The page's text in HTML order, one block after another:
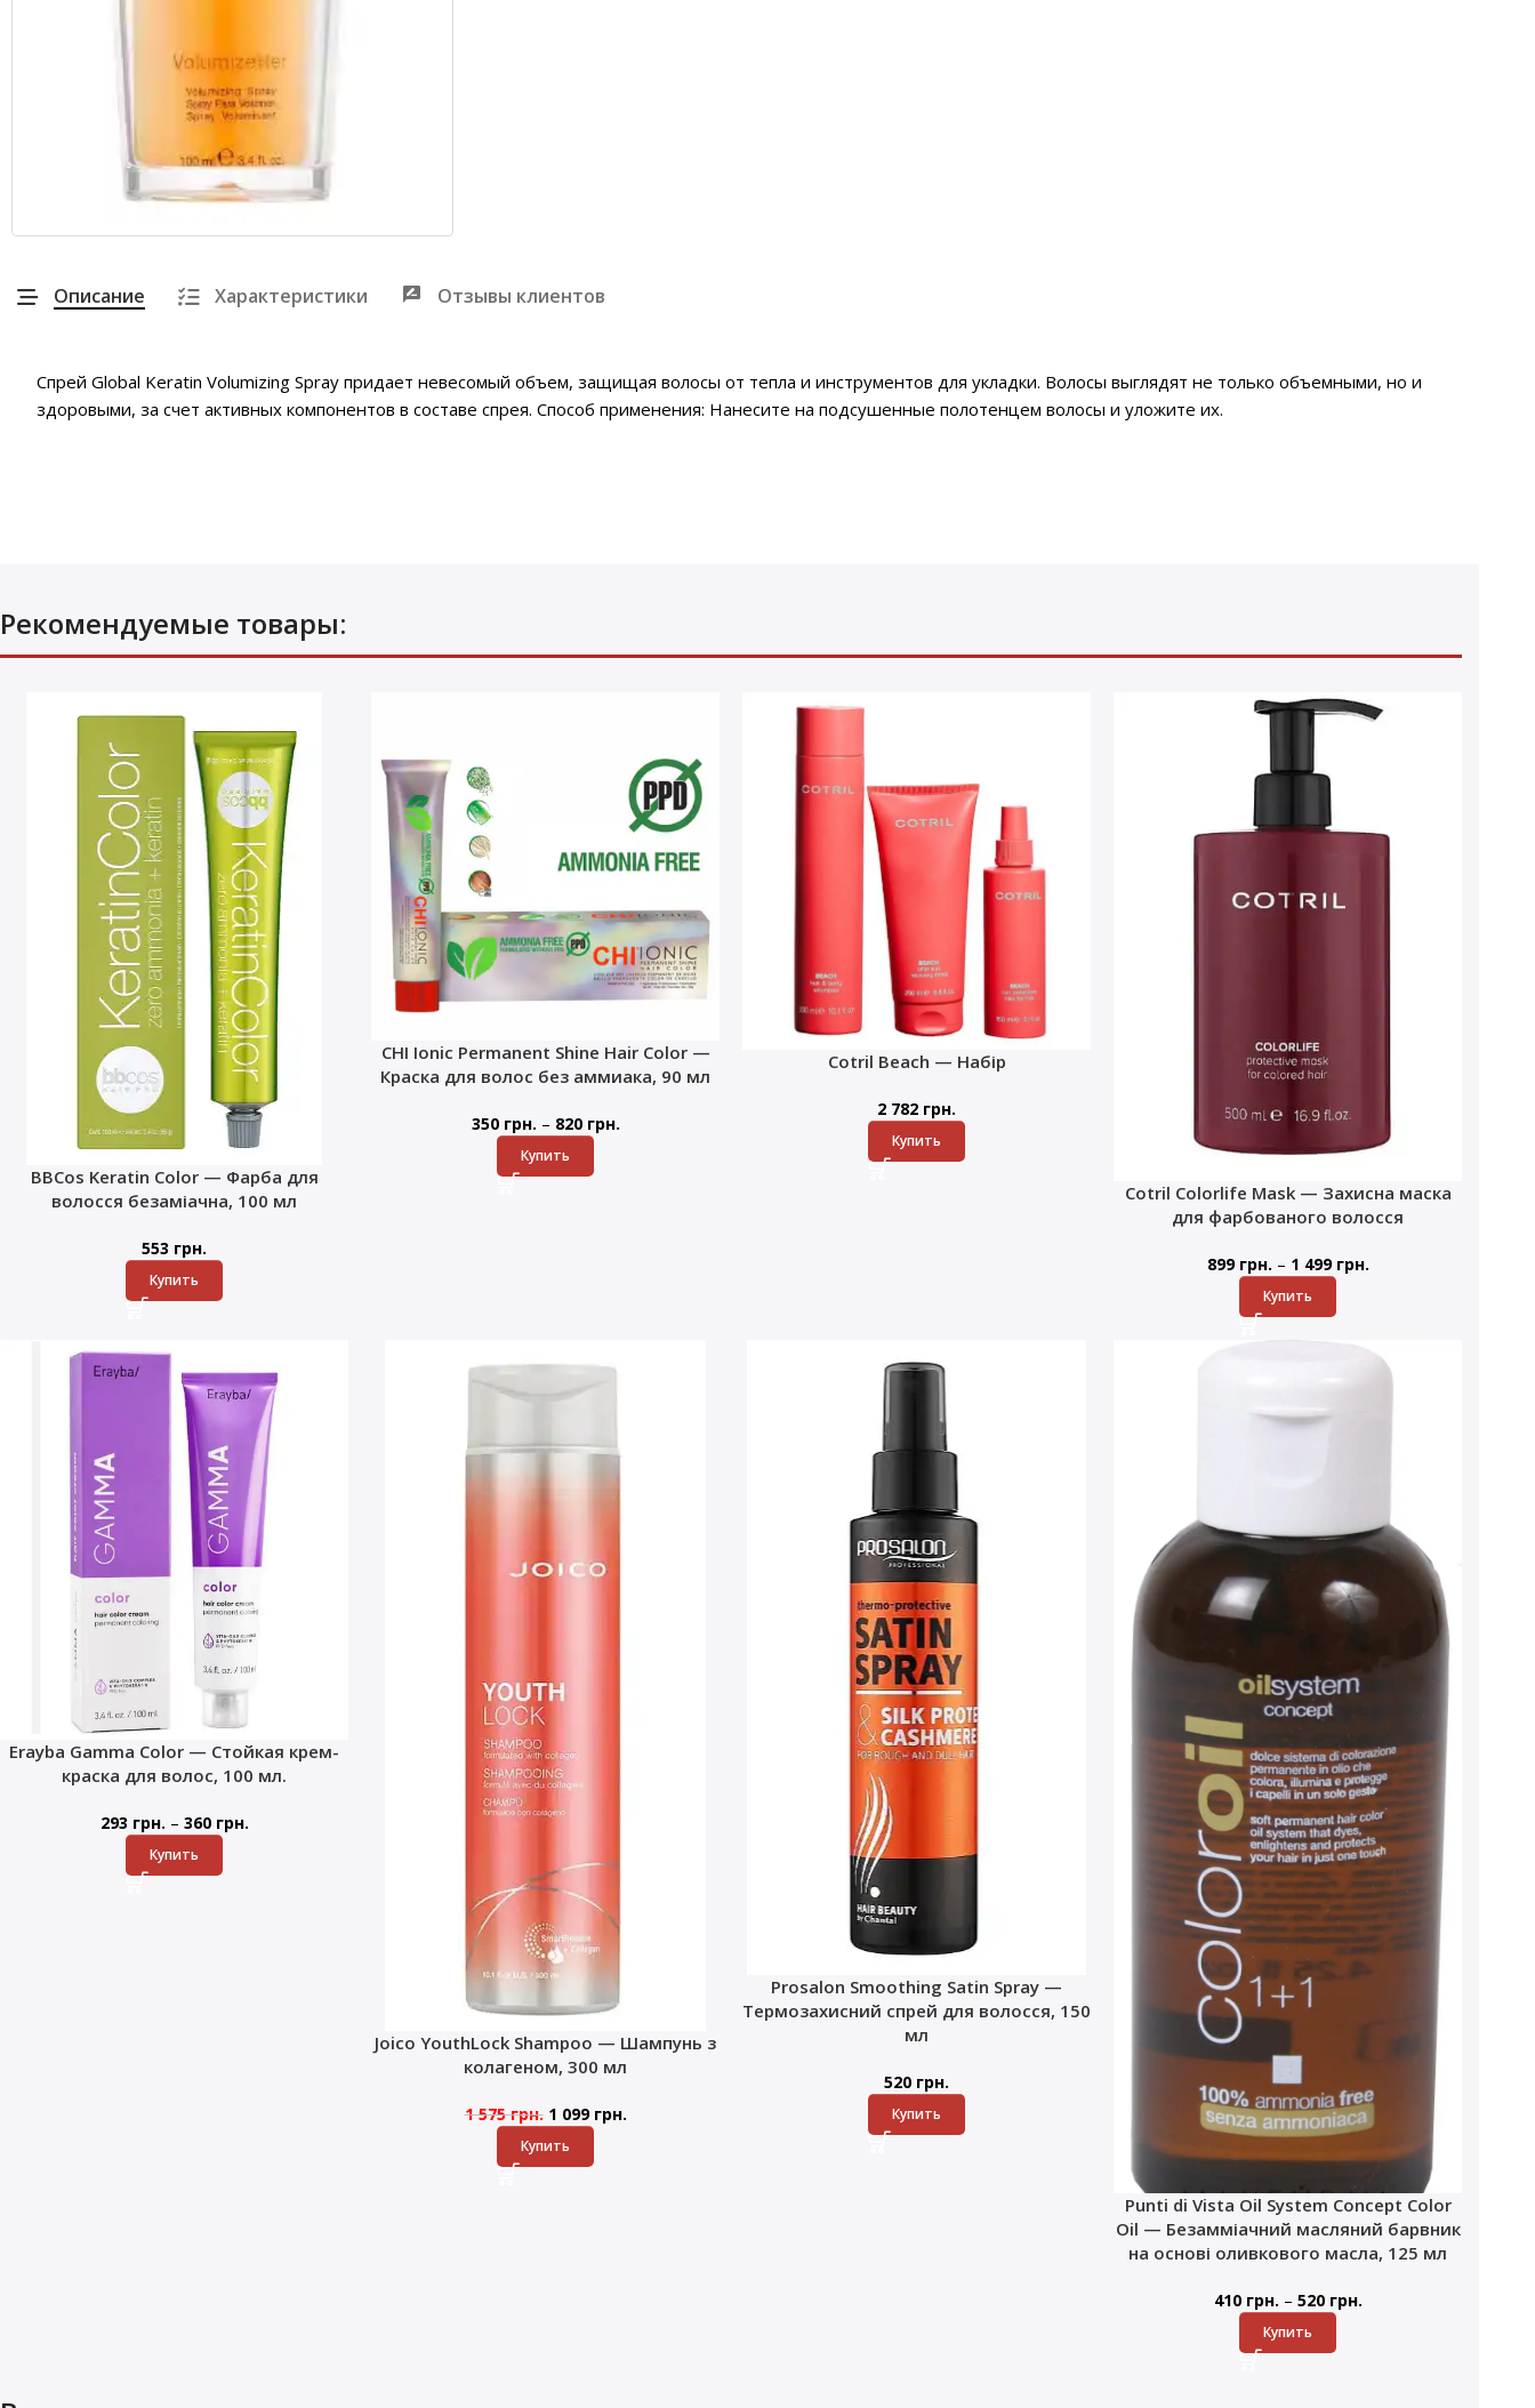
Описание Характеристики Отзывы клиентов
Спрей Global Keratin Volumizing Spray придает невесомый объем, защищая волосы от тепла и инструментов для укладки. Волосы выглядят не только объемными, но и
здоровыми, за счет активных компонентов в составе спрея. Способ применения: Нанесите на подсушенные полотенцем волосы и уложите их.
Рекомендуемые товары:
BBCos Keratin Color — Фарба для
волосся безаміачна, 100 мл
553 грн.
Купить
CHI Ionic Permanent Shine Hair Color —
Краска для волос без аммиака, 90 мл
350 грн. – 820 грн.
Купить
Cotril Beach — Набір
2 782 грн.
Купить
Cotril Colorlife Mask — Захисна маска
для фарбованого волосся
899 грн. – 1 499 грн.
Купить
Erayba Gamma Color — Стойкая крем-
краска для волос, 100 мл.
293 грн. – 360 грн.
Купить
Joico YouthLock Shampoo — Шампунь з
колагеном, 300 мл
1 575грн. 1 099 грн.
Купить
Prosalon Smoothing Satin Spray —
Термозахисний спрей для волосся, 150
мл
520 грн.
Купить
Punti di Vista Oil System Concept Color
Oil — Безамміачний масляний барвник
на основі оливкового масла, 125 мл
410 грн. – 520 грн.
Купить